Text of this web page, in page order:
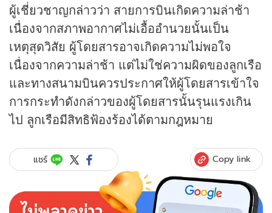
ผู้เชี่ยวชาญกล่าวว่า สายการบินเกิดความล่าช้า
เนื่องจากสภาพอากาศไม่เอื้ออำนวยนั้นเป็น
เหตุสุดวิสัย ผู้โดยสารอาจเกิดความไม่พอใจ
เนื่องจากความล่าช้า แต่ไม่ใช่ความผิดของลูกเรือ
และทางสนามบินควรประกาศให้ผู้โดยสารเข้าใจ
การกระทำดังกล่าวของผู้โดยสารนั้นรุนแรงเกิน
ไป ลูกเรือมีสิทธิฟ้องร้องได้ตามกฎหมาย
แชร์ Copy link